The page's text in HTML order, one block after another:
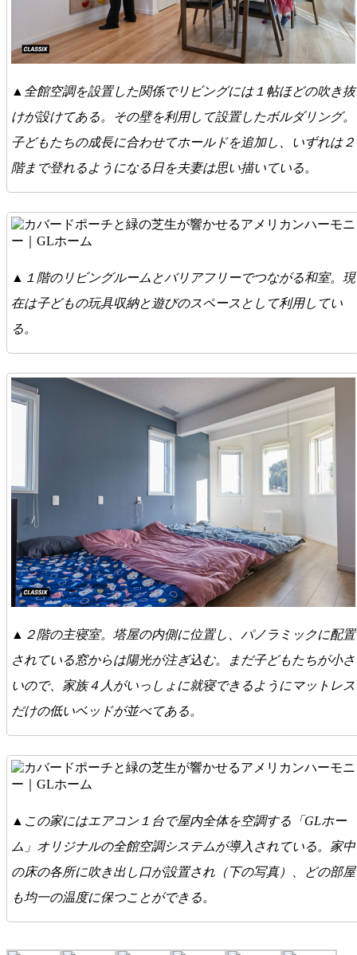
▲全館空調を設置した関係でリビングには１帖ほどの吹き抜
けが設けてある。その壁を利用して設置したボルダリング。
子どもたちの成長に合わせてホールドを追加し、いずれは２
階まで登れるようになる日を夫妻は思い描いている。
▲１階のリビングルームとバリアフリーでつながる和室。現
在は子どもの玩具収納と遊びのスペースとして利用してい
る。
▲２階の主寝室。塔屋の内側に位置し、パノラミックに配置
されている窓からは陽光が注ぎ込む。まだ子どもたちが小さ
いので、家族４人がいっしょに就寝できるようにマットレス
だけの低いベッドが並べてある。
▲この家にはエアコン１台で屋内全体を空調する「GLホー
ム」オリジナルの全館空調システムが導入されている。家中
の床の各所に吹き出し口が設置され（下の写真）、どの部屋
も均一の温度に保つことができる。